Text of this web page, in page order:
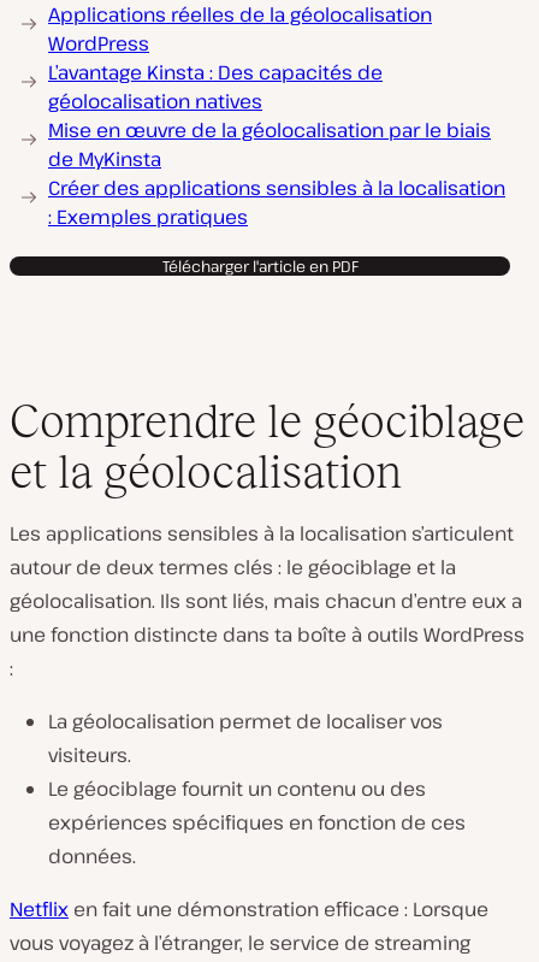
Applications réelles de la géolocalisation
WordPress
L’avantage Kinsta : Des capacités de
géolocalisation natives
Mise en œuvre de la géolocalisation par le biais
de MyKinsta
Créer des applications sensibles à la localisation
: Exemples pratiques
Télécharger l'article en PDF
Comprendre le géociblage
et la géolocalisation
Les applications sensibles à la localisation s’articulent
autour de deux termes clés : le géociblage et la
géolocalisation. Ils sont liés, mais chacun d’entre eux a
une fonction distincte dans ta boîte à outils WordPress
:
La géolocalisation permet de localiser vos
visiteurs.
Le géociblage fournit un contenu ou des
expériences spécifiques en fonction de ces
données.
Netflix en fait une démonstration efficace : Lorsque
vous voyagez à l’étranger, le service de streaming